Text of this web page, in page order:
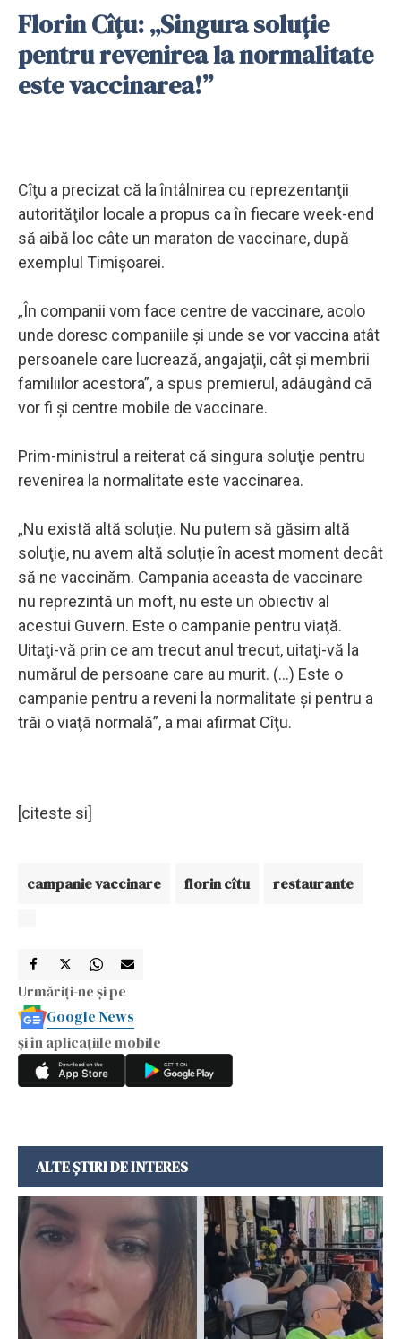
Florin Cîțu: „Singura soluție
pentru revenirea la normalitate
este vaccinarea!”
Cîţu a precizat că la întâlnirea cu reprezentanţii
autorităţilor locale a propus ca în fiecare week-end
să aibă loc câte un maraton de vaccinare, după
exemplul Timişoarei.
„În companii vom face centre de vaccinare, acolo
unde doresc companiile şi unde se vor vaccina atât
persoanele care lucrează, angajaţii, cât şi membrii
familiilor acestora”, a spus premierul, adăugând că
vor fi şi centre mobile de vaccinare.
Prim-ministrul a reiterat că singura soluţie pentru
revenirea la normalitate este vaccinarea.
„Nu există altă soluţie. Nu putem să găsim altă
soluţie, nu avem altă soluţie în acest moment decât
să ne vaccinăm. Campania aceasta de vaccinare
nu reprezintă un moft, nu este un obiectiv al
acestui Guvern. Este o campanie pentru viaţă.
Uitaţi-vă prin ce am trecut anul trecut, uitaţi-vă la
numărul de persoane care au murit. (...) Este o
campanie pentru a reveni la normalitate şi pentru a
trăi o viaţă normală”, a mai afirmat Cîţu.
[citeste si]
campanie vaccinare florin cîtu restaurante
Urmăriți-ne și pe
Google News
și în aplicațiile mobile
ALTE ȘTIRI DE INTERES